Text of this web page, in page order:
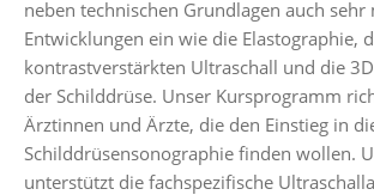
neben technischen Grundlagen auch sehr
Entwicklungen ein wie die Elastographie,
kontrastverstärkten Ultraschall und die
der Schilddrüse. Unser Kursprogramm
Ärztinnen und Ärzte, die den Einstieg in
Schilddrüsensonographie finden wollen.
unterstützt die fachspezifische